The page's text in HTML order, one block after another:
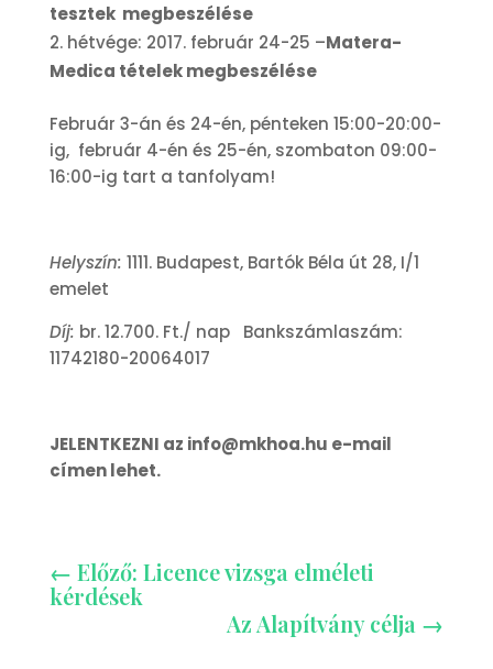
tesztek megbeszélése
hétvége: 2017. február 24-25 –Matera-
Medica tételek megbeszélése
Február 3-án és 24-én, pénteken 15:00-20:00-
ig, február 4-én és 25-én, szombaton 09:00-
16:00-ig tart a tanfolyam!
Helyszín: 1111. Budapest, Bartók Béla út 28, I/1
emelet
Díj: br. 12.700. Ft./ nap Bankszámlaszám:
11742180-20064017
JELENTKEZNI az info@mkhoa.hu e-mail
címen lehet.
← Előző: Licence vizsga elméleti
kérdések
Az Alapítvány célja →